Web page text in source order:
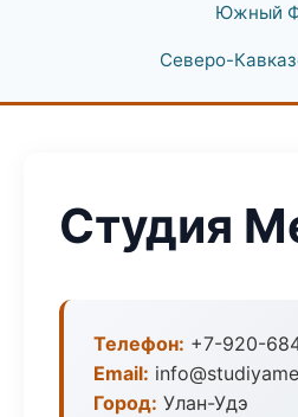
Южный
Северо-
Студия
Телефон: +7-920-
Email:
Город: Улан-Удэ